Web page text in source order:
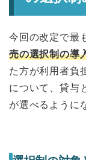
今回の改定で最
売の選択制の導
た方が利用者負
について、貸与
が選べるように